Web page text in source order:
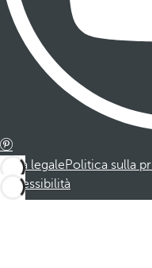
Nota legalePolitica sulla
Accessibilità